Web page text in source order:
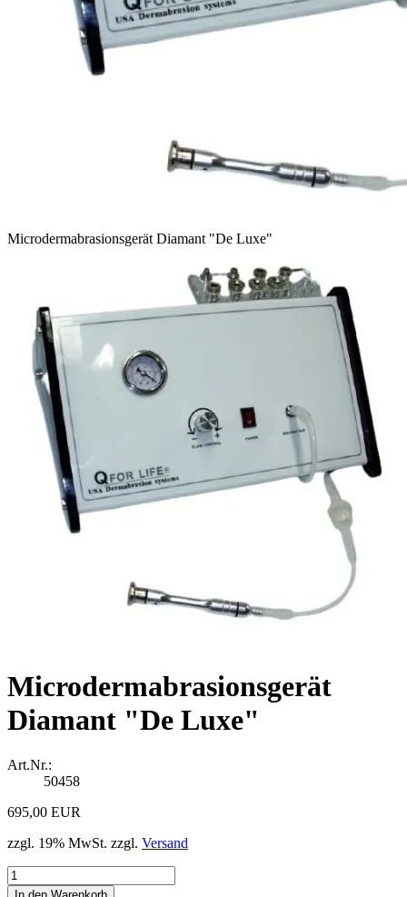
Microdermabrasionsgerät Diamant "De Luxe"
Microdermabrasionsgerät
Diamant "De Luxe"
Art.Nr.:
50458
695,00 EUR
zzgl. 19% MwSt. zzgl. Versand